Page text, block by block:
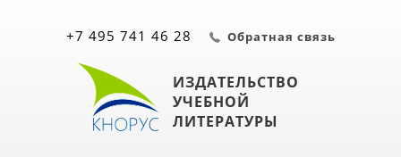
ИЗДАТЕЛЬСТВО
УЧЕБНОЙ
ЛИТЕРАТУРЫ
+7 495 741 46 28 Обратная связь